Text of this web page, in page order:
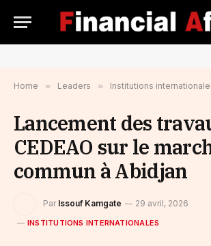
Home » Leaders » Institutions
Lancement des
CEDEAO sur le
commun à Abidjan
Par Issouf Kamgate 29 avril, 2026
INSTITUTIONS INTERNATIONALES